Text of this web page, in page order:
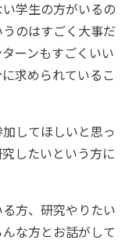
学生の方がいるの
のはすごく大事だ
ーンもすごくいい
求められているこ
してほしいと思っ
したいという方に
方、研究やりたい
な方とお話がして